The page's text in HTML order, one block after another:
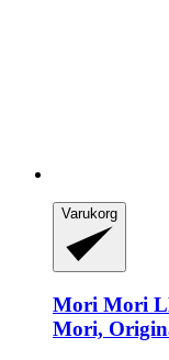
Varukorg
Mori Mori
Mori,